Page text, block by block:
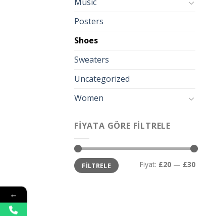
Music
Posters
Shoes
Sweaters
Uncategorized
Women
FIYATA GÖRE FILTRELE
En
düşük
fiyat
En
yüksek
fiyat
FILTRELE Fiyat: £20 — £30
←